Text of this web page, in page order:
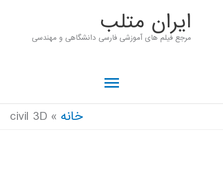
ايران متلب
مرجع فیلم های آموزشی فارسی دانشگاهی و مهندسی
فهرست
اصلیخانه civil 3D